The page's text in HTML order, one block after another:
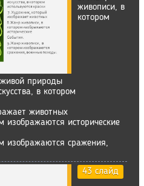
живописи, в
котором
природы
в котором
животных
исторические
изображаются сражения,
43 слайд